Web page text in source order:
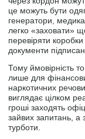
це можуть бути
генератори,
легко «заховати»
перевіряти
документи
Тому ймовірність
лише для
наркотичних
виглядає цілком
гроші заходять
зайвих запитань, а
турботи.